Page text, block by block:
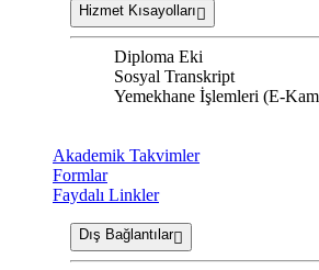
Hizmet Kısayolları
Diploma Eki
Sosyal Transkript
Yemekhane İşlemleri (E-
Akademik Takvimler
Formlar
Faydalı Linkler
Dış Bağlantılar